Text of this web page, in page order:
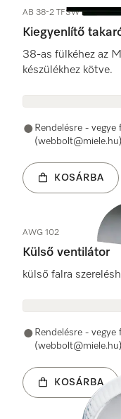
AB 38-2 TFSW
Kiegyenlítő
38-as fülkéhez az
készülékhez kötve.
Rendelésre -
(webbolt@miele.hu)
KOSÁRBA
AWG 102
Külső ventilátor
külső falra
Rendelésre -
(webbolt@miele.hu)
KOSÁRBA